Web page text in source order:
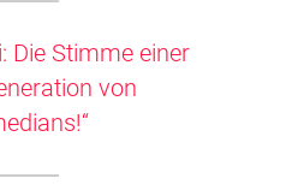
Die Stimme einer
von